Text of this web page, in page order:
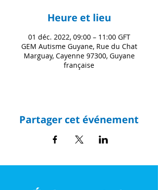
Heure et lieu
01 déc. 2022, 09:00 – 11:00 GFT
GEM Autisme Guyane, Rue du Chat
Marguay, Cayenne 97300, Guyane
française
Partager cet événement